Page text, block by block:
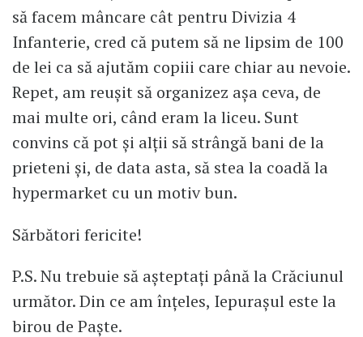
să facem mâncare cât pentru Divizia 4
Infanterie, cred că putem să ne lipsim de 100
de lei ca să ajutăm copiii care chiar au nevoie.
Repet, am reușit să organizez așa ceva, de
mai multe ori, când eram la liceu. Sunt
convins că pot și alții să strângă bani de la
prieteni și, de data asta, să stea la coadă la
hypermarket cu un motiv bun.
Sărbători fericite!
P.S. Nu trebuie să așteptați până la Crăciunul
următor. Din ce am înțeles, Iepurașul este la
birou de Paște.